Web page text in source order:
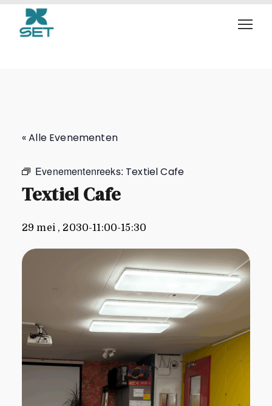
Textiel Cafe
« Alle Evenementen
Evenementenreeks: Textiel Cafe
Textiel Cafe
29 mei , 2030-11:00-15:30